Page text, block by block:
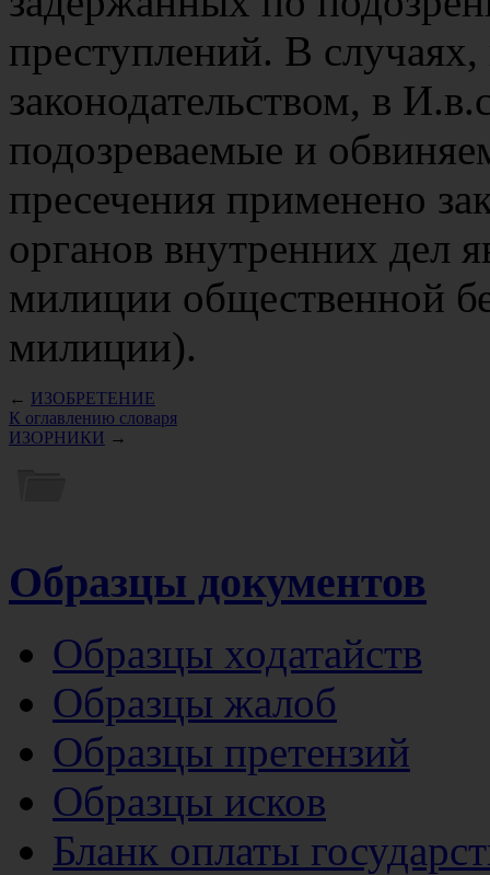
преступлений. В
законодательством, в
подозреваемые и
пресечения применено
органов внутренних дел
милиции общественной
милиции).
← ИЗОБРЕТЕНИЕ
К оглавлению словаря
ИЗОРНИКИ →
Образцы документов
Образцы ходатайств
Образцы жалоб
Образцы претензий
Образцы исков
Бланк оплаты